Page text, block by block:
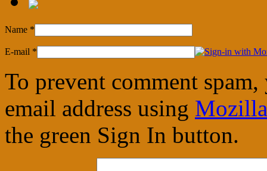
Name *
E-mail *
To prevent comment
email address using
the green Sign In button.